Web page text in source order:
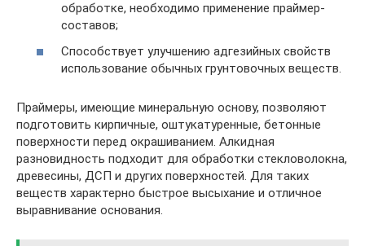
обработке, необходимо применение праймер-
составов;
Способствует улучшению адгезийных свойств
использование обычных грунтовочных веществ.
Праймеры, имеющие минеральную основу, позволяют
подготовить кирпичные, оштукатуренные, бетонные
поверхности перед окрашиванием. Алкидная
разновидность подходит для обработки стекловолокна,
древесины, ДСП и других поверхностей. Для таких
веществ характерно быстрое высыхание и отличное
выравнивание основания.